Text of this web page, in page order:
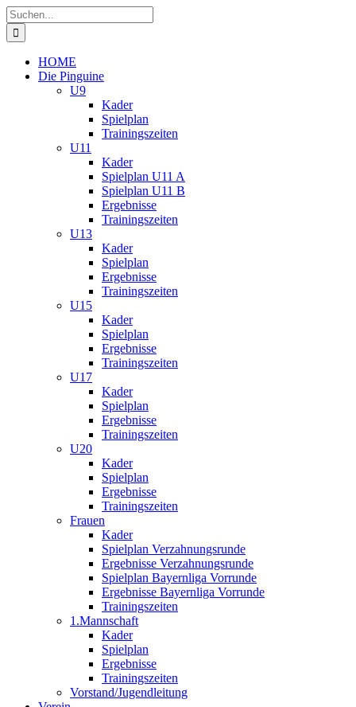
Zum
Inhalt
springen
Suche
nach:
HOME
Die Pinguine
U9
Kader
Spielplan
Trainingszeiten
U11
Kader
Spielplan U11 A
Spielplan U11 B
Ergebnisse
Trainingszeiten
U13
Kader
Spielplan
Ergebnisse
Trainingszeiten
U15
Kader
Spielplan
Ergebnisse
Trainingszeiten
U17
Kader
Spielplan
Ergebnisse
Trainingszeiten
U20
Kader
Spielplan
Ergebnisse
Trainingszeiten
Frauen
Kader
Spielplan Verzahnungsrunde
Ergebnisse Verzahnungsrunde
Spielplan Bayernliga Vorrunde
Ergebnisse Bayernliga Vorrunde
Trainingszeiten
1.Mannschaft
Kader
Spielplan
Ergebnisse
Trainingszeiten
Vorstand/Jugendleitung